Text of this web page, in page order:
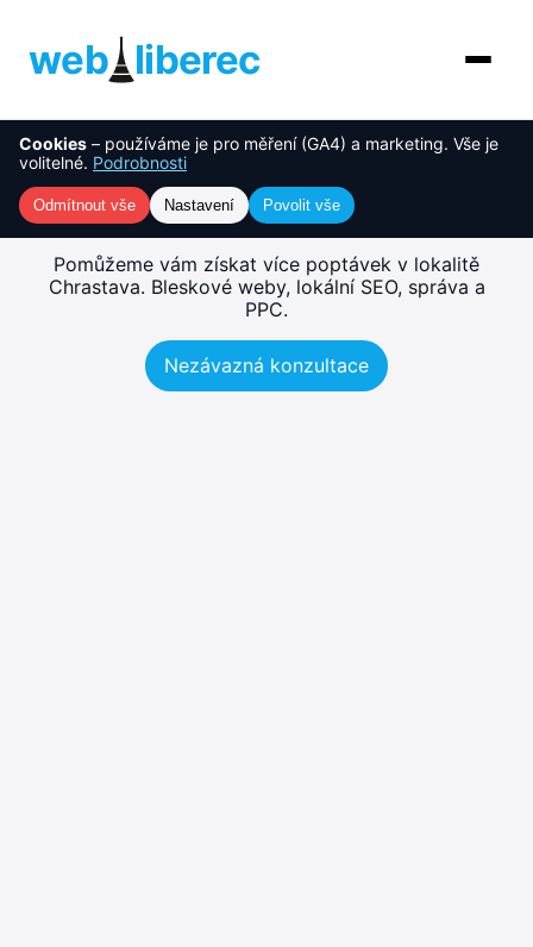
web liberec
O nás
Služby
NOVINKA
AI řešení
Cookies – používáme je pro měření (GA4) a marketing. Vše je
volitelné. Podrobnosti
Odmítnout vše Nastavení Povolit vše
Tvorba webu Chrastava –
rychlé, SEO-ready weby
Pomůžeme vám získat více poptávek v lokalitě
Chrastava. Bleskové weby, lokální SEO, správa a
PPC.
Nezávazná konzultace